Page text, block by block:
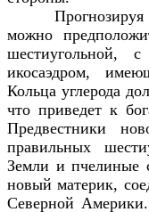
Прогнозируя
можно
шестиугольной,
икосаэдром,
Кольца углерода
что приведет к
Предвестники
правильных
Земли и пчелиные
новый материк,
Северной